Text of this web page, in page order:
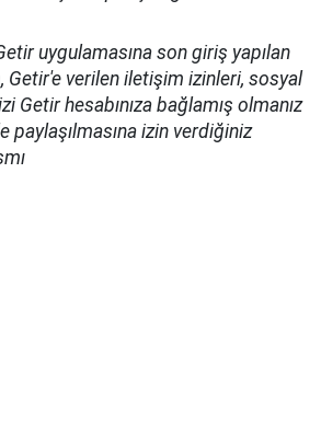
uygulamasına son giriş yapılan
Getir'e verilen iletişim izinleri, sosyal
Getir hesabınıza bağlamış olmanız
paylaşılmasına izin verdiğiniz